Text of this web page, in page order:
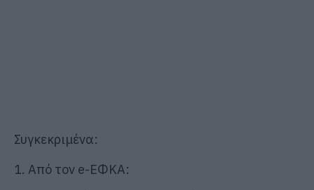
Συγκεκριμένα:
1. Από τον e-ΕΦΚΑ: